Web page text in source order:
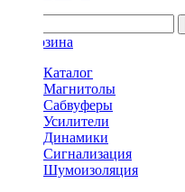
Каталог
Магнитолы
Сабвуферы
Усилители
Динамики
Сигнализация
Шумоизоляция